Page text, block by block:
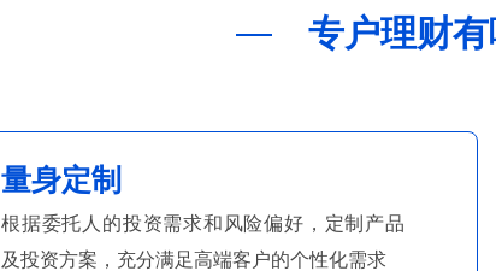
专户理财
量身定制
根据委托人的投资需求和风险偏好，定制产品
及投资方案，充分满足高端客户的个性化需求